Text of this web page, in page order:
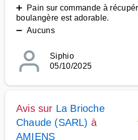
➕ Pain sur commande à
boulangère est adorable.
➖ Aucuns
Siphio
05/10/2025
Avis sur La Brioche
Chaude (SARL) à
AMIENS